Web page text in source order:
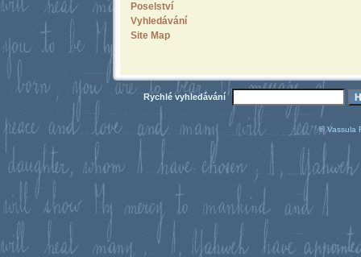
Poselství
Vyhledávání
Site Map
Rychlé vyhledávání
© Vassula